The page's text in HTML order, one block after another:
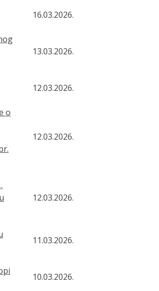
16.03.2026.
13.03.2026.
12.03.2026.
o
12.03.2026.
12.03.2026.
11.03.2026.
10.03.2026.